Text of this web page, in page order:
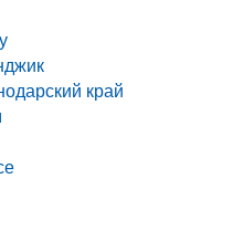
край